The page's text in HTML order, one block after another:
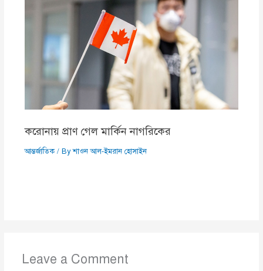
করোনায় প্রাণ গেল মার্কিন নাগরিকের
আন্তর্জাতিক/ Byশাওন আল-ইমরান হোসাইন
Leave a Comment